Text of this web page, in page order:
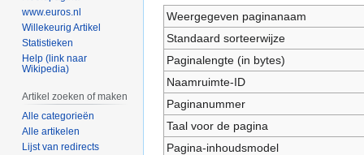
springen
springen
Weergegeven paginanaam
Standaard sorteerwijze
Paginalengte (in bytes)
Naamruimte-ID
Paginanummer
Taal voor de pagina
Pagina-inhoudsmodel
www.euros.nl
Willekeurig Artikel
Statistieken
Help (link naar
Wikipedia)
Artikel zoeken of maken
Alle categorieën
Alle artikelen
Lijst van redirects